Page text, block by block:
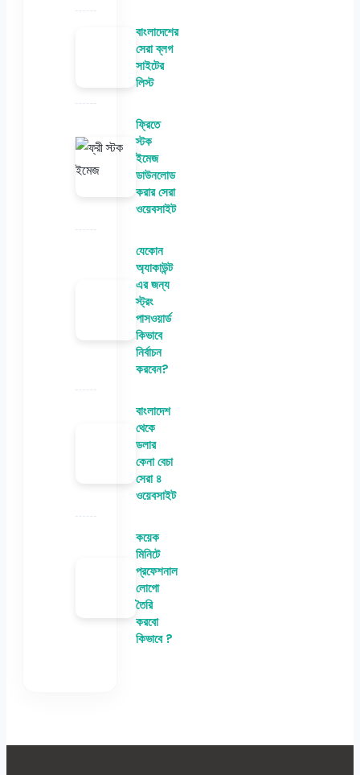
বাংলাদেশের
সেরা ব্লগ
সাইটের
লিস্ট
ফ্রিতে
স্টক
ইমেজ
ডাউনলোড
করার সেরা
ওয়েবসাইট
যেকোন
অ্যাকাউন্ট
এর জন্য
স্ট্রং
পাসওয়ার্ড
কিভাবে
নির্বাচন
করবেন?
বাংলাদেশ
থেকে
ডলার
কেনা বেচা
সেরা ৪
ওয়েবসাইট
কয়েক
মিনিটে
প্রফেশনাল
লোগো
তৈরি
করবো
কিভাবে ?